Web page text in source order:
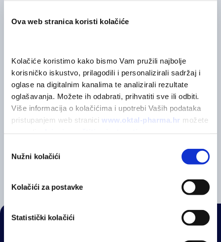
Ova web stranica koristi kolačiće
Kolačiće koristimo kako bismo Vam pružili najbolje
korisničko iskustvo, prilagodili i personalizirali sadržaj i
oglase na digitalnim kanalima te analizirali rezultate
oglašavanja. Možete ih odabrati, prihvatiti sve ili odbiti.
Više informacija o kolačićima i upotrebi Vaših podataka
pristupanjem web stranici www.oktal-pharma.hr možete
pristanka
Nužni kolačići
Kolačići za postavke
Statistički kolačići
BRENDOVI